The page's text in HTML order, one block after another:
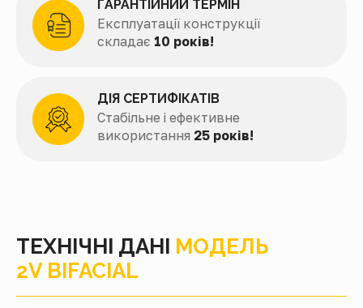
ГАРАНТІЙНИЙ ТЕРМІН
Експлуатації конструкції
складає 10 років!
ДІЯ СЕРТИФІКАТІВ
Стабільне і ефективне
використання 25 років!
ТЕХНІЧНІ ДАНІ МОДЕЛЬ
2V BIFACIAL